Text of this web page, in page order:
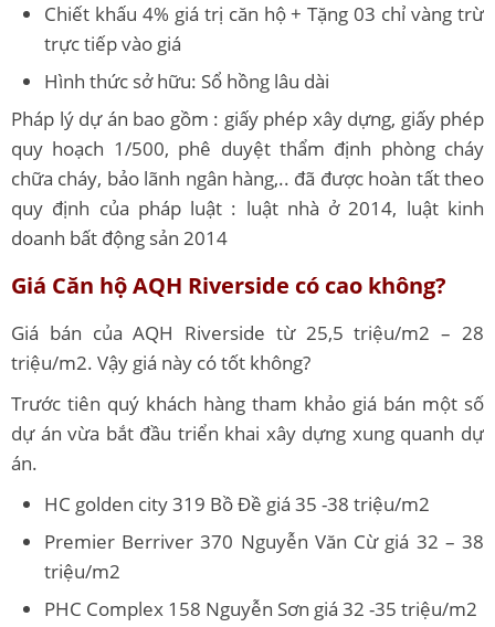
Chiết khấu 4% giá trị căn hộ + Tặng 03 chỉ vàng trừ
trực tiếp vào giá
Hình thức sở hữu: Sổ hồng lâu dài
Pháp lý dự án bao gồm : giấy phép xây dựng, giấy phép
quy hoạch 1/500, phê duyệt thẩm định phòng cháy
chữa cháy, bảo lãnh ngân hàng,.. đã được hoàn tất theo
quy định của pháp luật : luật nhà ở 2014, luật kinh
doanh bất động sản 2014
Giá Căn hộ AQH Riverside có cao không?
Giá bán của AQH Riverside từ 25,5 triệu/m2 – 28
triệu/m2. Vậy giá này có tốt không?
Trước tiên quý khách hàng tham khảo giá bán một số
dự án vừa bắt đầu triển khai xây dựng xung quanh dự
án.
HC golden city 319 Bồ Đề giá 35 -38 triệu/m2
Premier Berriver 370 Nguyễn Văn Cừ giá 32 – 38
triệu/m2
PHC Complex 158 Nguyễn Sơn giá 32 -35 triệu/m2